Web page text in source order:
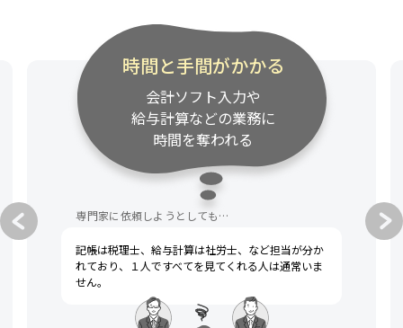
時間と手間がかかる
会計ソフト入力や
給与計算などの業務に
時間を奪われる
専門家に依頼しようとしても…
記帳は税理士、給与計算は社労士、など担当が分か
れており、１人ですべてを見てくれる人は通常いま
せん。